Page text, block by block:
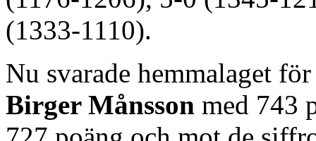
(1333-1110).
Nu svarade hemmalaget
Birger Månsson med 743